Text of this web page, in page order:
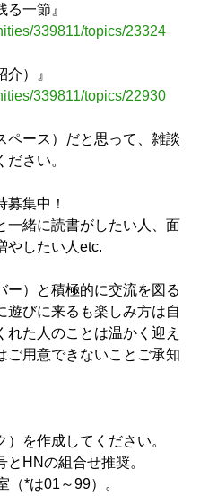
一節』
339811/topics/23324
）』
339811/topics/22930
ペース）だと思って、雑談
さい。
集中！
一緒に読書がしたい人、面
やしたい人etc.
ー）と積極的に交流を図る
遊びに来るも楽しみ方は自
た人のことは温かく迎え
ご用意できないことご承知
を作成してください。
HNの組合せ推奨。
*は01～99）。